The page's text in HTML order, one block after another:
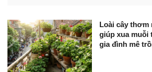
Loài cây
giúp xua muỗi
gia đình mê